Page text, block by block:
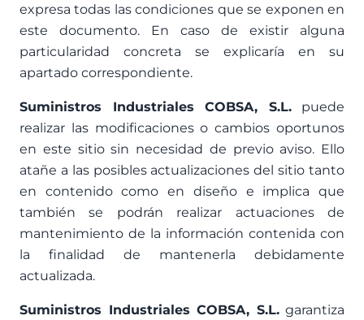
expresa todas las condiciones que se exponen en
este documento. En caso de existir alguna
particularidad concreta se explicaría en su
apartado correspondiente.
Suministros Industriales COBSA, S.L.puede
realizar las modificaciones o cambios oportunos
en este sitio sin necesidad de previo aviso. Ello
atañe a las posibles actualizaciones del sitio tanto
en contenido como en diseño e implica que
también se podrán realizar actuaciones de
mantenimiento de la información contenida con
la finalidad de mantenerla debidamente
actualizada.
Suministros Industriales COBSA, S.L.garantiza